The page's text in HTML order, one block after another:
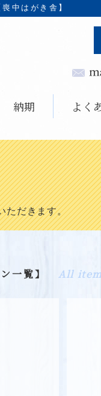
中はがき舎】
納期 よく
ただきます。
一覧】 All